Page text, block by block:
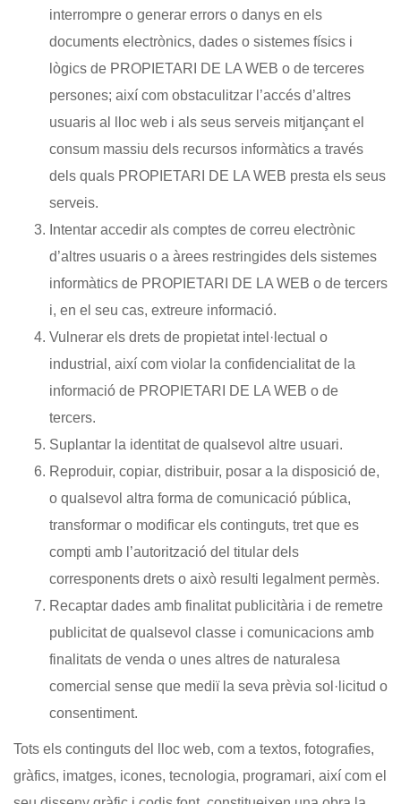
interrompre o generar errors o danys en els
documents electrònics, dades o sistemes físics i
lògics de PROPIETARI DE LA WEB o de terceres
persones; així com obstaculitzar l’accés d’altres
usuaris al lloc web i als seus serveis mitjançant el
consum massiu dels recursos informàtics a través
dels quals PROPIETARI DE LA WEB presta els seus
serveis.
Intentar accedir als comptes de correu electrònic
d’altres usuaris o a àrees restringides dels sistemes
informàtics de PROPIETARI DE LA WEB o de tercers
i, en el seu cas, extreure informació.
Vulnerar els drets de propietat intel·lectual o
industrial, així com violar la confidencialitat de la
informació de PROPIETARI DE LA WEB o de
tercers.
Suplantar la identitat de qualsevol altre usuari.
Reproduir, copiar, distribuir, posar a la disposició de,
o qualsevol altra forma de comunicació pública,
transformar o modificar els continguts, tret que es
compti amb l’autorització del titular dels
corresponents drets o això resulti legalment permès.
Recaptar dades amb finalitat publicitària i de remetre
publicitat de qualsevol classe i comunicacions amb
finalitats de venda o unes altres de naturalesa
comercial sense que mediï la seva prèvia sol·licitud o
consentiment.
Tots els continguts del lloc web, com a textos, fotografies,
gràfics, imatges, icones, tecnologia, programari, així com el